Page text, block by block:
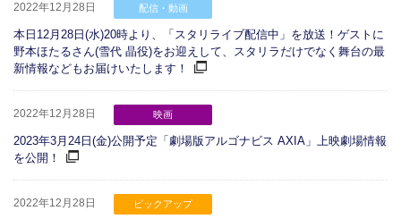
2022年12月28日 配信・動画
本日12月28日(水)20時より、「スタリライブ配信中」を放送！ゲストに
野本ほたるさん(雪代 晶役)をお迎えして、スタリラだけでなく舞台の最
新情報などもお届けいたします！
2022年12月28日 映画
2023年3月24日(金)公開予定「劇場版アルゴナビス AXIA」上映劇場情報
を公開！
2022年12月28日 ピックアップ